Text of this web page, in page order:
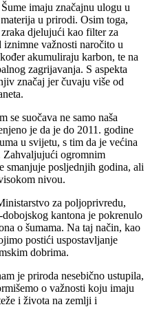
imaju značajnu ulogu u
u prirodi. Osim toga,
djelujući kao filter za
iznimne važnosti naročito u
akumuliraju karbon, te na
zagrijavanja. S aspekta
značaj jer čuvaju više od
se suočava ne samo naša
je da je do 2011. godine
u svijetu, s tim da je većina
Zahvaljujući ogromnim
smanjuje posljednjih godina, ali
nivou.
za poljoprivredu,
kantona je pokrenulo
o šumama. Na taj način, kao
postići uspostavljanje
dobrima.
je priroda nesebično ustupila,
o važnosti koju imaju
i života na zemlji i